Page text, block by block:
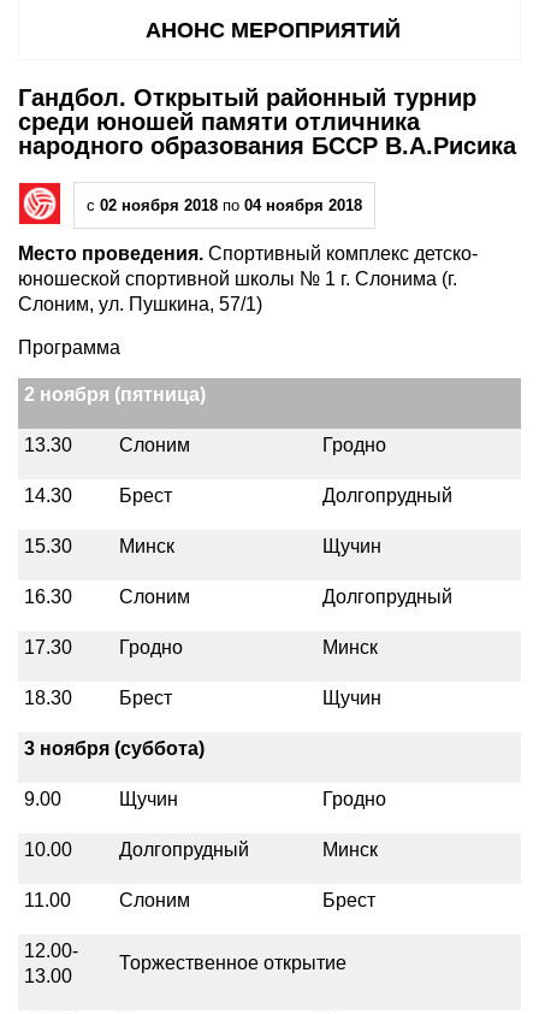
АНОНС МЕРОПРИЯТИЙ
Гандбол. Открытый районный турнир
среди юношей памяти отличника
народного образования БССР В.А.Рисика
с 02 ноября 2018 по 04 ноября 2018
Место проведения. Спортивный комплекс детско-
юношеской спортивной школы № 1 г. Слонима (г.
Слоним, ул. Пушкина, 57/1)
Программа
2 ноября (пятница)
13.30 Слоним Гродно
14.30 Брест Долгопрудный
15.30 Минск Щучин
16.30 Слоним Долгопрудный
17.30 Гродно Минск
18.30 Брест Щучин
3 ноября (суббота)
9.00 Щучин Гродно
10.00 Долгопрудный Минск
11.00 Слоним Брест
12.00-
13.00
Торжественное открытие